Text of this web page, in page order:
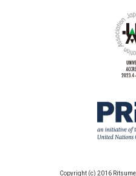
Copyright (c) 2016